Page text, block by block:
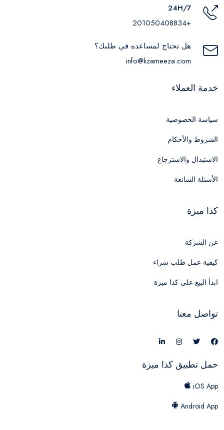
24H/7
+201050408834
هل تحتاج لمساعده في طلبك؟
info@kzameeza.com
خدمة العملاء
سياسة الخصوصية
الشروط والأحكام
الاستبدال والاسترجاع
الأسئلة الشائعة
كذا ميزة
عن الشركة
كيفية عمل طلب شراء
ابدأ البيع علي كذا ميزة
تواصل معنا
حمل تطبيق كذا ميزة
iOS App
Android App